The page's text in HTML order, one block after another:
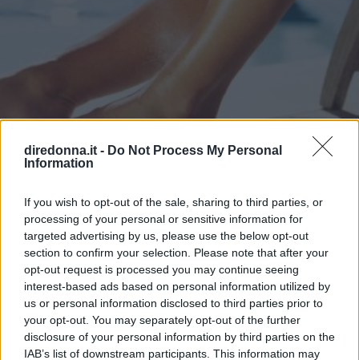
diredonna.it - Do Not Process My Personal
Information
If you wish to opt-out of the sale, sharing to third parties, or
processing of your personal or sensitive information for
targeted advertising by us, please use the below opt-out
section to confirm your selection. Please note that after your
opt-out request is processed you may continue seeing
interest-based ads based on personal information utilized by
us or personal information disclosed to third parties prior to
your opt-out. You may separately opt-out of the further
disclosure of your personal information by third parties on the
IAB’s list of downstream participants. This information may
Abbronzatura spray: cos'è, quali
i benefici e gli autoabbronzanti
migliori
L'abbronzatura spray è l'alternativa migliore per chi
desidera sfoggiare un colorito ambrato come in estate.
Scopriamo in cosa consiste e quali sono i benefici